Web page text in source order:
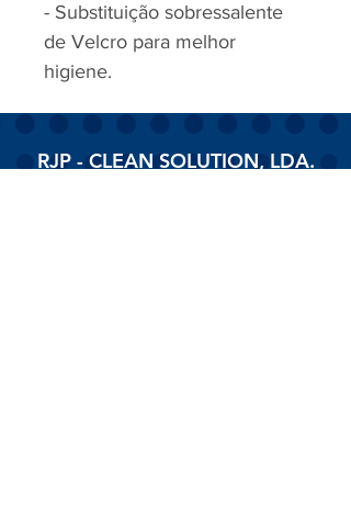
- Substituição sobressalente
de Velcro para melhor
higiene.
RJP - CLEAN SOLUTION, LDA.